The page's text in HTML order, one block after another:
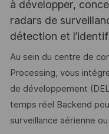
à développer,
radars de
détection et
Au sein du centre de
Processing, vous
de développement
temps réel Backend
surveillance aérienne